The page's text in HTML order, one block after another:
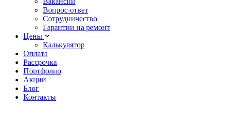
Вопрос-ответ
Сотрудничество
Гарантии на ремонт
Цены
Калькулятор
Оплата
Рассрочка
Портфолио
Акции
Блог
Контакты